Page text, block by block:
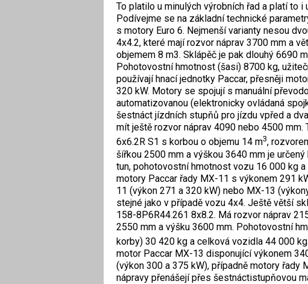
To platilo u minulých výrobních řad a platí to
Podívejme se na základní technické
s motory Euro 6. Nejmenší varianty nesou
4x4.2, které mají rozvor náprav 3700 mm a
objemem 8 m3. Sklápěč je pak dlouhý 6690
Pohotovostní hmotnost (šasi) 8700 kg,
používají hnací jednotky Paccar, přesněji
320 kW. Motory se spojují s manuální
automatizovanou (elektronicky ovládaná
šestnáct jízdních stupňů pro jízdu vpřed a
mít ještě rozvor náprav 4090 nebo 4500
6x6.2R S1 s korbou o objemu 14 m3,
šířkou 2500 mm a výškou 3640 mm je
tun, pohotovostní hmotnost vozu 16 000 kg
motory Paccar řady MX-11 s výkonem 291
11 (výkon 271 a 320 kW) nebo MX-13
stejné jako v případě vozu 4x4. Ještě větší
158-8P6R44.261 8x8.2. Má rozvor náprav
2550 mm a výšku 3600 mm. Pohotovostní
korby) 30 420 kg a celková vozidla 44 000
motor Paccar MX-13 disponující výkonem
(výkon 300 a 375 kW), případně motory řady
nápravy přenášejí přes šestnáctistupňovou